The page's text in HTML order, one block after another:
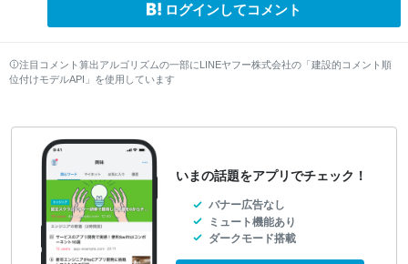
ログインしてコメント
注目コメント算出アルゴリズムの一部にLINEヤフー株式会社の「建設的コメント順
位付けモデルAPI」を使用しています
いまの話題をアプリでチェック！
バナー広告なし
ミュート機能あり
ダークモード搭載